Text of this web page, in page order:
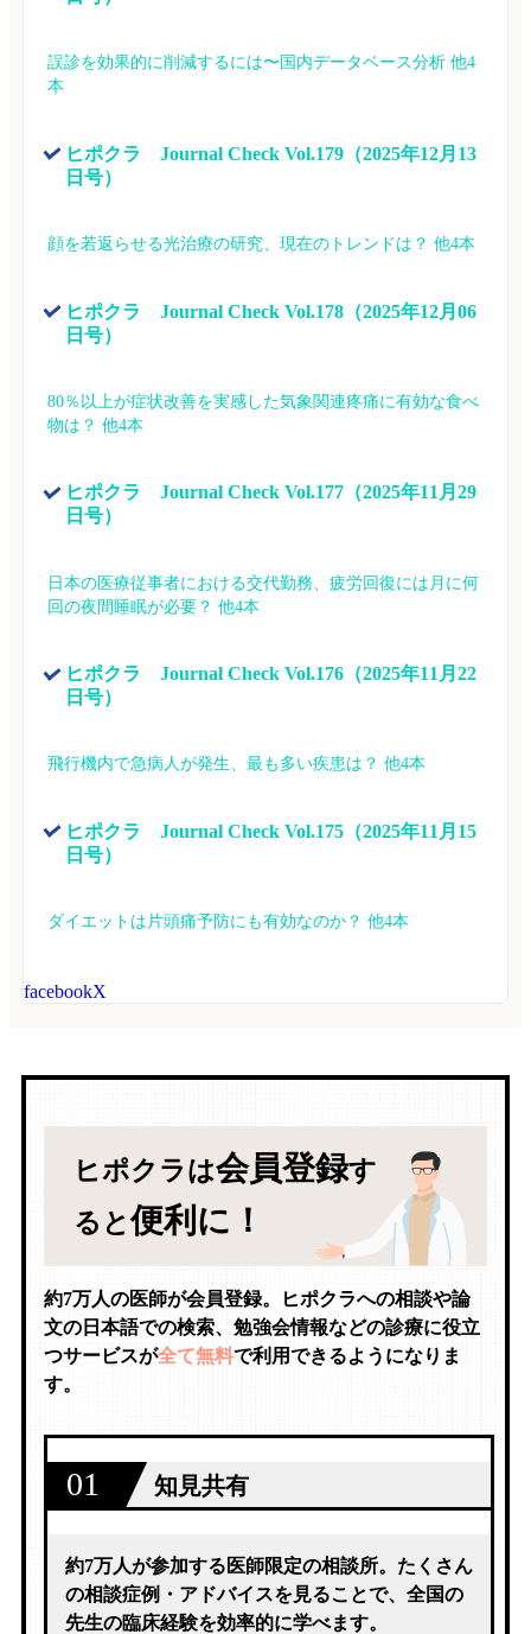
誤診を効果的に削減するには〜国内データベース分析 他4
本
ヒポクラ　Journal Check Vol.179（2025年12月13
日号）
顔を若返らせる光治療の研究、現在のトレンドは？ 他4本
ヒポクラ　Journal Check Vol.178（2025年12月06
日号）
80％以上が症状改善を実感した気象関連疼痛に有効な食べ
物は？ 他4本
ヒポクラ　Journal Check Vol.177（2025年11月29
日号）
日本の医療従事者における交代勤務、疲労回復には月に何
回の夜間睡眠が必要？ 他4本
ヒポクラ　Journal Check Vol.176（2025年11月22
日号）
飛行機内で急病人が発生、最も多い疾患は？ 他4本
ヒポクラ　Journal Check Vol.175（2025年11月15
日号）
ダイエットは片頭痛予防にも有効なのか？ 他4本
facebookX
ヒポクラは会員登録す
ると便利に！
約7万人の医師が会員登録。ヒポクラへの相談や論
文の日本語での検索、勉強会情報などの診療に役立
つサービスが全て無料で利用できるようになりま
す。
01 知見共有
約7万人が参加する医師限定の相談所。たくさん
の相談症例・アドバイスを見ることで、全国の
先生の臨床経験を効率的に学べます。